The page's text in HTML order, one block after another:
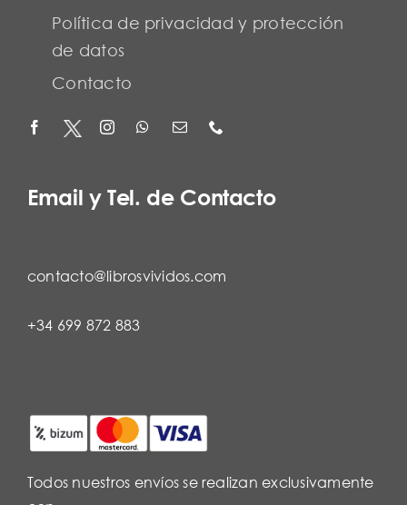
Política de privacidad y protección
de datos
Contacto
Email y Tel. de Contacto
contacto@librosvividos.com
+34 699 872 883
Todos nuestros envíos se realizan exclusivamente